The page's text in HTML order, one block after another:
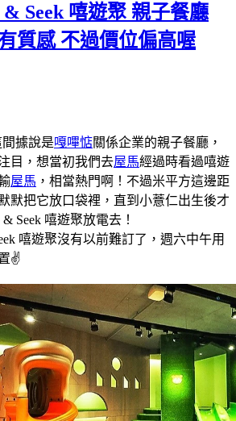
& Seek 嘻遊聚 親子餐廳
質感 不過價位偏高喔
間據說是嘎嗶惦關係企業的親子餐廳，
目，想當初我們去屋馬經過時看過嘻遊
屋馬 ，相當熱門啊！不過米平方這邊距
默把它放口袋裡，直到小薏仁出生後才
Seek 嘻遊聚放電去！
嘻遊聚沒有以前難訂了，週六中午用
✌️